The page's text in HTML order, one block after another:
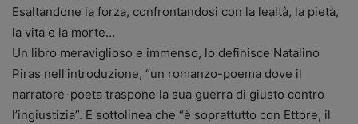
Esaltandone la forza, confrontandosi con la lealtà, la pietà,
la vita e la morte…
Un libro meraviglioso e immenso, lo definisce Natalino
Piras nell’introduzione, “un romanzo-poema dove il
narratore-poeta traspone la sua guerra di giusto contro
l’ingiustizia”. E sottolinea che “è soprattutto con Ettore, il